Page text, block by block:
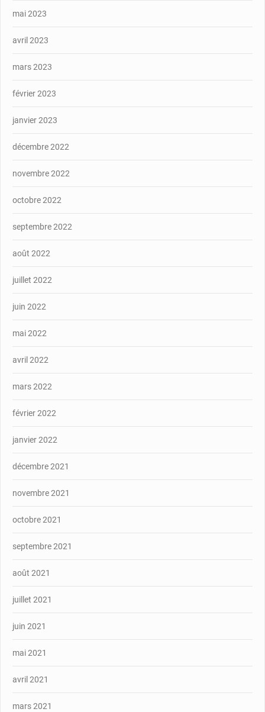
mai 2023
avril 2023
mars 2023
février 2023
janvier 2023
décembre 2022
novembre 2022
octobre 2022
septembre 2022
août 2022
juillet 2022
juin 2022
mai 2022
avril 2022
mars 2022
février 2022
janvier 2022
décembre 2021
novembre 2021
octobre 2021
septembre 2021
août 2021
juillet 2021
juin 2021
mai 2021
avril 2021
mars 2021